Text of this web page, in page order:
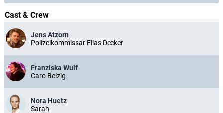
Cast & Crew
Jens Atzorn
Polizeikommissar Elias Decker
Franziska Wulf
Caro Belzig
Nora Huetz
Sarah